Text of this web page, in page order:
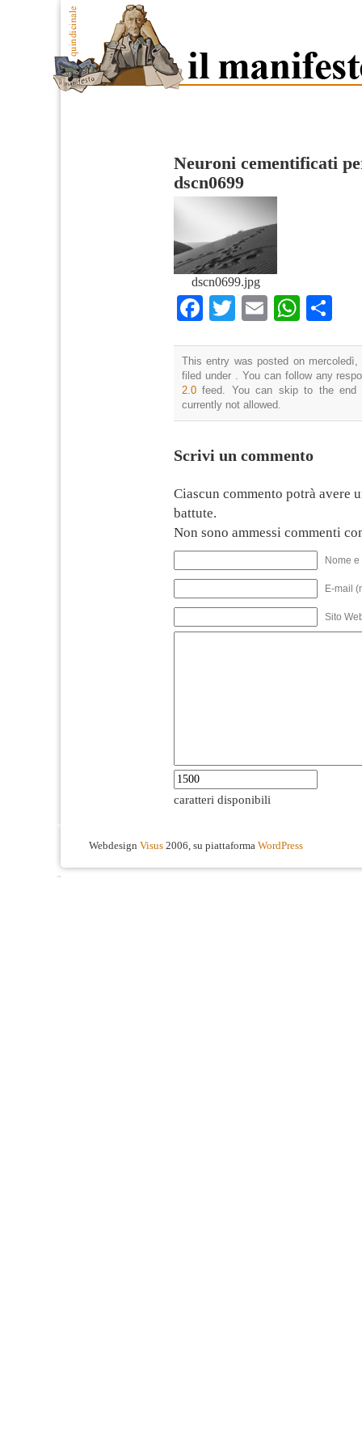
Neuroni cementificati
dscn0699
dscn0699.jpg
Facebook
TwitterEmail
This entry was posted on
filed under . You can follow any
2.0 feed. You can skip to the end
currently not allowed.
Scrivi un commento
Ciascun commento potrà avere
battute.
Non sono ammessi commenti
Nome
E-mail
Sito
caratteri disponibili
Webdesign Visus 2006, su piattaforma WordPress